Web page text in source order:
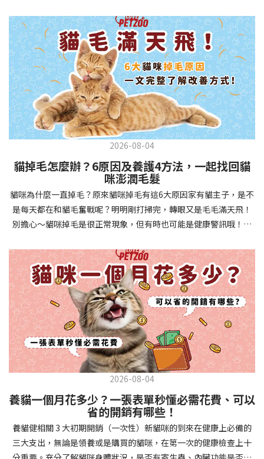
相處中獲得回報狗狗訓練指南，六步驟培養幼犬開始幼犬訓練時，
系統性的方法能帶來最佳效果。從信任建立到習慣養成，每個階段
都至關重要，缺一不可。良好的訓練應循序漸進，把握幼犬成長敏
感期，以積極正向的方式引導。遵循這六個步驟，即使是第一次養
狗的新手，也能輕鬆將調皮的小狗訓練成聽話的好夥伴！建立信任
基礎 幼犬訓練的第一步不是教指令，而是建立信任。剛到新家的幼
犬可能感到緊張不安，給予適當空間適應環境很重要。用溫柔的聲
音交談，提供安全舒適的窩，維持規律的餵食和如廁時間，讓幼犬
感到安心。輕輕撫摸、溫柔擁抱，每天安排固定玩耍時間，這些都
任你後，可開始教導基本指令。從簡單的「坐下」開始，再逐步學
習「趴下」、「等待」和「過來」。每次訓練保持在5-10分鐘內，
避免幼犬注意力分散。使用清晰一致的口令和手勢，成功時立即給
予獎勵和讚美。記住，重複是學習的關鍵，每天多次短時間練習效
果最佳。調整日常行為除了基本指令，幼犬還需學習生活禮儀。如
時立即獎勵。另外要處理的常見問題包括咬人、啃咬家具和亂叫。
每當出現不當行為，給予適當替代品（如咬玩具代替咬手），並在
幼犬選擇正確行為時獎勵，這比責罵更有效。社交化訓練 兩個月大
的幼犬正處於社會化黃金期，這階段的經驗將深刻影響未來性格。
安排幼犬接觸不同人類（包括兒童、戴眼鏡的人、使用拐杖的人
等）、各種動物、交通工具和環境聲音。起初保持在安全、受控的
情境中，逐漸增加複雜度。每次正面社交體驗後給予獎勵，建立幼
犬對新事物的積極態度。進階技巧強化 基礎訓練穩固後，可以進入
更複雜的技巧訓練。這包括遠距離控制、不同干擾下的指令遵從、
多步驟動作等。使用延遲獎勵技巧，讓幼犬學會即使沒有立即獎勵
也能保持良好行為。引入不同環境中的訓練，如公園、寵物店等，
幫助幼犬在各種情境下都能聽從指令。維持良好習慣 成功的訓練不
是一次性的，而是需要持續維護。即使幼犬已經掌握所有技能，也
要定期複習，防止行為退化。將訓練融入日常生活，如出門前的
若超過 24 小時沒改善，建議就醫。血便（帶血絲或黑色糞便） 👉
可能是嚴重腸胃問題，應立即帶去獸醫院！想知道貓咪拉肚子的真
正原因，只要透過 5 個簡單步驟，就能判斷問題嚴重性，決定是否
需要就醫！接下來我們一起來看看該怎麼做吧！🐾 貓咪拉肚子怎麼
辦？5步驟判斷貓咪拉肚子是否需要馬上看醫生貓咪拉肚子的因素與
許多原因有關，更換食物、誤食異物或不乾淨的東西、寄生蟲、其
他疾病。 5 步驟判斷貓咪拉肚子原因，要不要看醫生？當貓咪拉肚
子時，不用慌張！透過以下 5 個步驟，就能快速判斷原因，並決定
是否需要帶去獸醫院。📌 貓咪拉肚子判斷步驟1：觀察糞便的狀態：
糞便質地是關鍵！不同形態代表不同的腸胃狀況📌 貓咪拉肚子判斷
步驟2：回想最近的飲食變化：有沒有突然換飼料或罐頭？ 有沒有吃
到新零食或人類食物？ 是否誤食異物？📌 貓咪拉肚子判斷步驟3：
確認環境與生活作息：最近是否搬家、換貓砂、新成員加入？ 天氣
是否有變化？ 飼主是否長時間外出？📌 貓咪拉肚子判斷步驟4：觀
察貓咪的精神與食慾：貓咪精神好嗎？、食慾是否正常？，可先觀
下降，表示身體狀況不佳，應儘快就醫！📌 貓咪拉肚子判斷步驟5：
檢查是否需要帶去看獸醫 如果拉肚子 1~2 次但精神好、食慾正常，
可以先觀察，如果腹瀉超過 48 小時或水狀腹瀉 + 嗜睡、食慾下降、
嘔吐 應立即就醫。 透過這 5 個步驟，你可以快速判斷貓咪拉肚子的
原因與嚴重程度，確保毛孩的腸胃健康！如果不確定情況，還是建
議讓獸醫檢查，才能安心哦！🐾💖4種高風險群貓咪拉肚子要小心高
風險貓咪包含：幼貓、老貓、懷孕貓、有慢性疾病貓，這些貓咪在
身體狀況出現警訊時要特別注意，如拉肚子次數超過2次以上，就建
議直接尋求獸醫協助。2要訣判斷貓咪拉肚子要不要看醫生 高風險貓
的貓咪，如拉肚子超過2-3天，建議直接尋求獸醫師協助。並記得提
供觀察紀錄給予獸醫師進行專業判斷。貓咪拉肚子但精神很好？如
果飼主有發現貓咪拉肚子的情形，但貓咪的精神很好。有可能與飲
食方便相關，回想是否進食新的食物，或是正進行飼料更換的過
2026-08-04
貓掉毛怎麼辦？6原因及養護4方法，一起找回貓
咪澎潤毛髮
貓咪為什麼一直掉毛？原來貓咪掉毛有這6大原因家有貓主子，是不
是每天都在和貓毛奮戰呢？明明剛打掃完，轉眼又是毛毛滿天飛！
別擔心～貓咪掉毛是很正常現象，但有時也可能是健康警訊哦！以
兩全其美！貓咪掉毛原因1. 皮膚問題貓咪皮膚問題是造成掉毛的常
見兇手！皮膚發炎、感染或是長期搔癢，都會讓貓咪的毛髮失去健
康光澤並大量脫落。常見的皮膚問題包括皮膚黴菌、細菌感染、疥
癬蟲等寄生蟲，甚至是皮膚過度乾燥。如果發現貓咪皮膚有紅腫、
結痂、脫屑或異常氣味，同時伴隨掉毛，建議盡快帶牠看獸醫哦！
貓咪掉毛原因2. 過敏誰說只有人類會過敏？貓咪也會！貓咪可能對
環境中的塵蟎、花粉、清潔劑，甚至是食物中的某些成分產生過敏
反應。過敏症狀不只是打噴嚏、流眼淚，還會引起皮膚搔癢和掉毛
問題。特別是食物過敏，更是常被忽略的掉毛元兇！如果貓咪經常
抓癢或舔舐特定部位，同時伴隨掉毛，很可能是過敏在作怪呢！貓
咪掉毛原因3. 營養不足貓咪的毛髮健康與營養息息相關！當貓咪飲
食中缺乏必要的蛋白質、脂肪酸（尤其是Omega-3和Omega-
6）、維生素或礦物質時，毛髮就會變得乾燥、脆弱，容易斷裂脫
落。長期餵食低品質或不均衡的貓糧，可能使貓咪營養不良，進而
2026-08-04
養貓一個月花多少？一張表單秒懂必需花費、可以
省的開銷有哪些！
養貓健相關 3 大初期開銷（一次性）新貓咪的到來在健康上必備的
三大支出，無論是領養或是購買的貓咪，在第一次的健康檢查上十